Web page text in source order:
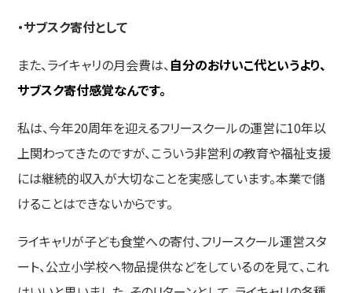
・サブスク寄付として
また、ライキャリの月会費は、自分のおけいこ代というより、
サブスク寄付感覚なんです。
私は、今年20周年を迎えるフリースクールの運営に10年以
上関わってきたのですが、こういう非営利の教育や福祉支援
には継続的収入が大切なことを実感しています。本業で儲
けることはできないからです。
ライキャリが子ども食堂への寄付、フリースクール運営スタ
ート、公立小学校へ物品提供などをしているのを見て、これ